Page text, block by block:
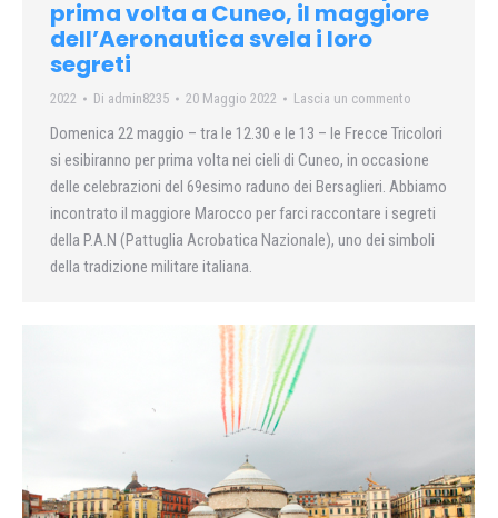
prima volta a Cuneo, il maggiore
dell’Aeronautica svela i loro
segreti
2022 Di admin8235 20 Maggio 2022 Lascia un commento
Domenica 22 maggio – tra le 12.30 e le 13 – le Frecce Tricolori
si esibiranno per prima volta nei cieli di Cuneo, in occasione
delle celebrazioni del 69esimo raduno dei Bersaglieri. Abbiamo
incontrato il maggiore Marocco per farci raccontare i segreti
della P.A.N (Pattuglia Acrobatica Nazionale), uno dei simboli
della tradizione militare italiana.